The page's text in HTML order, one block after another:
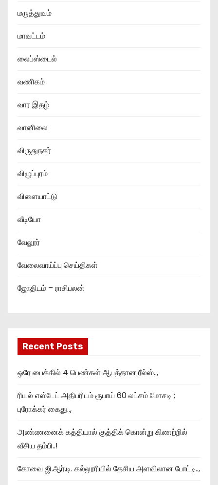
மருத்துவம்
மாவட்டம்
லைப்ஸ்டைல்
வணிகம்
வார இதழ்
வானிலை
விருதுநகர்
விழுப்புரம்
விளையாட்டு
வீடியோ
வேலூர்
வேலைவாய்ப்பு செய்திகள்
ஜோதிடம் – ராசிபலன்
Recent Posts
ஒரே பைக்கில் 4 பெண்கள் ஆபத்தான ரீல்ஸ்..,
ரியல் எஸ்டேட் அதிபரிடம் ரூபாய் 60 லட்சம் மோசடி ;
புரோக்கர் கைது..,
அண்ணனைக் கத்தியால் குத்திக் கொன்று கிணற்றில்
வீசிய தம்பி..!
கோவை ஜி.ஆர்.டி. கல்லூரியில் தேசிய அளவிலான போட்டி..,